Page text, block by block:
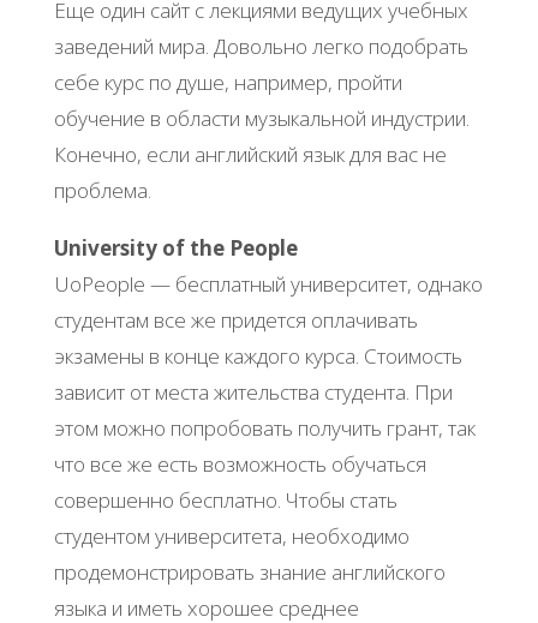
Еще один сайт с лекциями ведущих учебных
заведений мира. Довольно легко подобрать
себе курс по душе, например, пройти
обучение в области музыкальной индустрии.
Конечно, если английский язык для вас не
проблема.
University of the People
UoPeople — бесплатный университет, однако
студентам все же придется оплачивать
экзамены в конце каждого курса. Стоимость
зависит от места жительства студента. При
этом можно попробовать получить грант, так
что все же есть возможность обучаться
совершенно бесплатно. Чтобы стать
студентом университета, необходимо
продемонстрировать знание английского
языка и иметь хорошее среднее